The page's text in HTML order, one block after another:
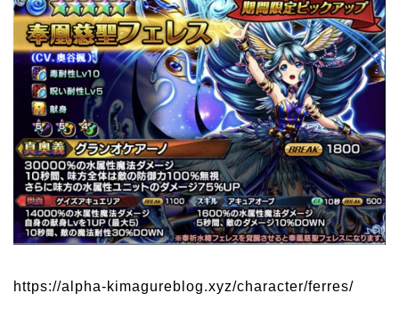
https://alpha-kimagureblog.xyz/character/ferres/